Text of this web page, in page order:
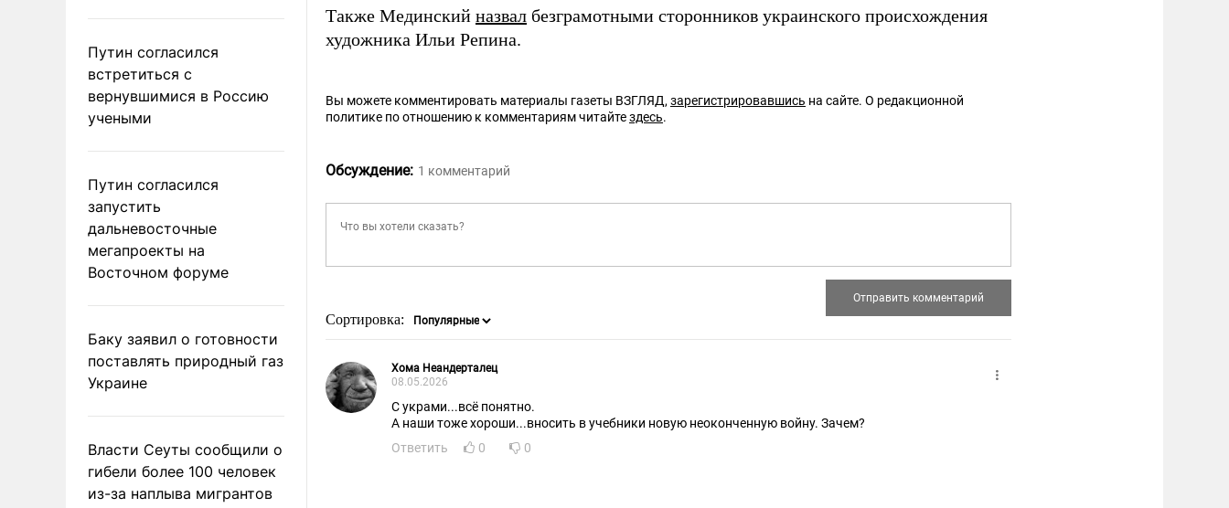
Путин согласился
встретиться с
вернувшимися в Россию
учеными
Путин согласился
запустить
дальневосточные
мегапроекты на
Восточном форуме
Баку заявил о готовности
поставлять природный газ
Украине
Власти Сеуты сообщили о
гибели более 100 человек
из-за наплыва мигрантов
Также Мединский назвал безграмотными сторонников украинского происхождения
художника Ильи Репина.
Вы можете комментировать материалы газеты ВЗГЛЯД, зарегистрировавшись на сайте. О редакционной
политике по отношению к комментариям читайтездесь.
Обсуждение: 1 комментарий
Сортировка:
Хома Неандерталец
08.05.2026
С украми...всё понятно.
А наши тоже хороши...вносить в учебники новую неоконченную войну. Зачем?
Ответить
0 0